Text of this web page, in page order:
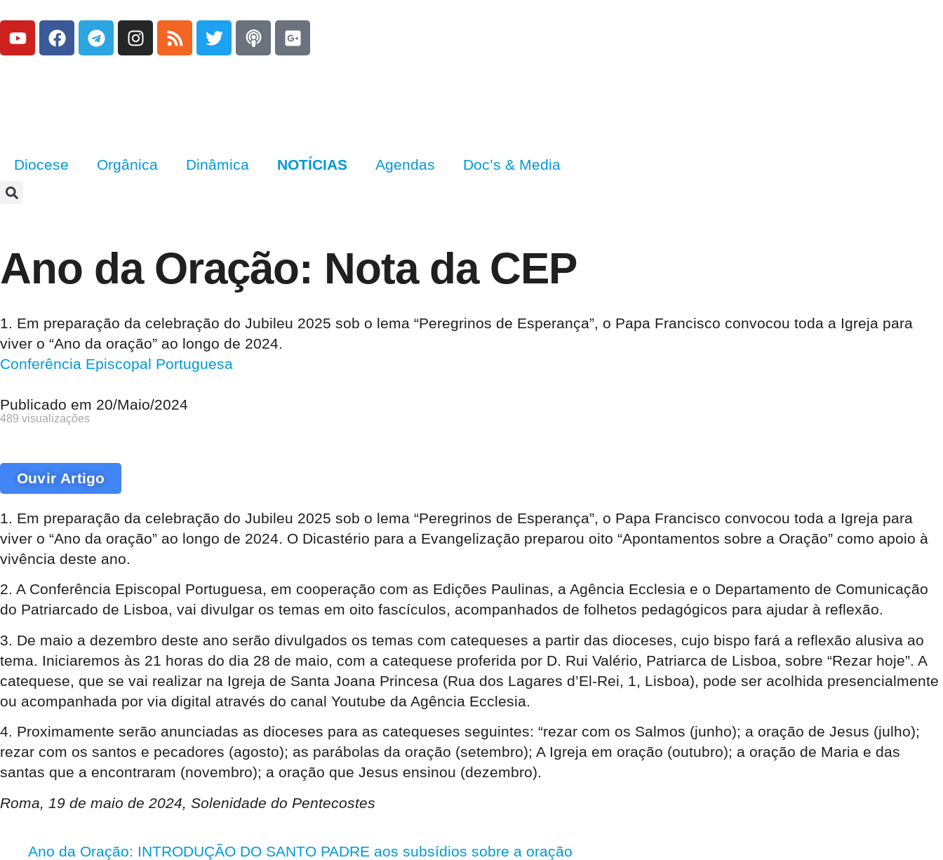
Diocese Orgânica Dinâmica NOTÍCIAS Agendas Doc’s & Media
Ano da Oração: Nota da CEP
1. Em preparação da celebração do Jubileu 2025 sob o lema “Peregrinos de Esperança”, o Papa Francisco convocou toda a Igreja para
viver o “Ano da oração” ao longo de 2024.
Conferência Episcopal Portuguesa
Publicado em 20/Maio/2024
489 visualizações
Ouvir Artigo
1. Em preparação da celebração do Jubileu 2025 sob o lema “Peregrinos de Esperança”, o Papa Francisco convocou toda a Igreja para
viver o “Ano da oração” ao longo de 2024. O Dicastério para a Evangelização preparou oito “Apontamentos sobre a Oração” como apoio à
vivência deste ano.
2. A Conferência Episcopal Portuguesa, em cooperação com as Edições Paulinas, a Agência Ecclesia e o Departamento de Comunicação
do Patriarcado de Lisboa, vai divulgar os temas em oito fascículos, acompanhados de folhetos pedagógicos para ajudar à reflexão.
3. De maio a dezembro deste ano serão divulgados os temas com catequeses a partir das dioceses, cujo bispo fará a reflexão alusiva ao
tema. Iniciaremos às 21 horas do dia 28 de maio, com a catequese proferida por D. Rui Valério, Patriarca de Lisboa, sobre “Rezar hoje”. A
catequese, que se vai realizar na Igreja de Santa Joana Princesa (Rua dos Lagares d’El-Rei, 1, Lisboa), pode ser acolhida presencialmente
ou acompanhada por via digital através do canal Youtube da Agência Ecclesia.
4. Proximamente serão anunciadas as dioceses para as catequeses seguintes: “rezar com os Salmos (junho); a oração de Jesus (julho);
rezar com os santos e pecadores (agosto); as parábolas da oração (setembro); A Igreja em oração (outubro); a oração de Maria e das
santas que a encontraram (novembro); a oração que Jesus ensinou (dezembro).
Roma, 19 de maio de 2024, Solenidade do Pentecostes
Ano da Oração: INTRODUÇÃO DO SANTO PADRE aos subsídios sobre a oração